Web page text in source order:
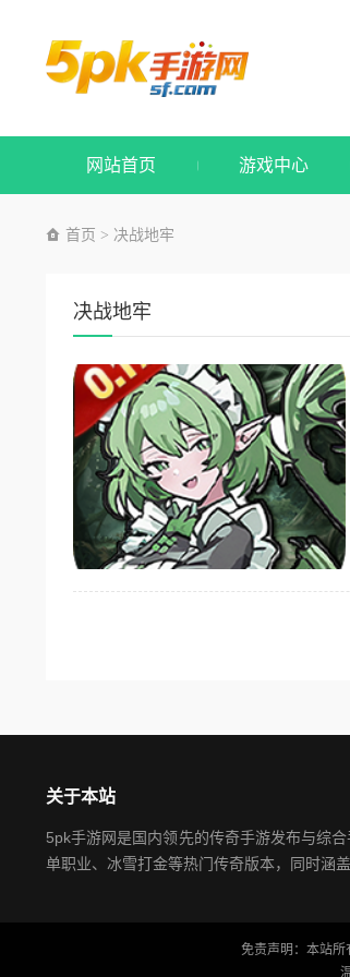
网站首页 游戏中心
首页 > 决战地牢
决战地牢
关于本站
5pk手游网是国内领先的传奇手游发布与综
单职业、冰雪打金等热门传奇版本，同时涵
免责声明：本站所